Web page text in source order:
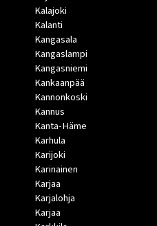
Kalajoki
Kalanti
Kangasala
Kangaslampi
Kangasniemi
Kankaanpää
Kannonkoski
Kannus
Kanta-Häme
Karhula
Karijoki
Karinainen
Karjaa
Karjalohja
Karjaa